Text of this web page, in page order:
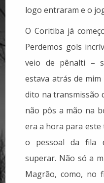
logo entraram e o
O Coritiba já
Perdemos gols
veio de pênalti –
estava atrás de
dito na transmissão
não pôs a mão na
era a hora para este
o pessoal da fila
superar. Não só a
Magrão, como, no